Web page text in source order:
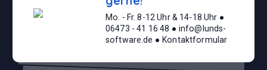
Mo. - Fr. 8-12 Uhr & 14-18 Uhr ●
06473 - 41 16 48 ● info@lunds-
software.de ● Kontaktformular